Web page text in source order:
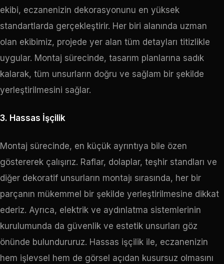
ekibi, eczanenizin dekorasyonunu en yüksek
standartlarda gerçekleştirir. Her biri alanında uzman
olan ekibimiz, projede yer alan tüm detayları titizlikle
uygular. Montaj sürecinde, tasarım planlarına sadık
kalarak, tüm unsurların doğru ve sağlam bir şekilde
yerleştirilmesini sağlar.
3. Hassas İşçilik
Montaj sürecinde, en küçük ayrıntıya bile özen
göstererek çalışırız. Raflar, dolaplar, teşhir standları ve
diğer dekoratif unsurların montajı sırasında, her bir
parçanın mükemmel bir şekilde yerleştirilmesine dikkat
ederiz. Ayrıca, elektrik ve aydınlatma sistemlerinin
kurulumunda da güvenlik ve estetik unsurları göz
önünde bulundururuz. Hassas işçilik ile, eczanenizin
hem işlevsel hem de görsel açıdan kusursuz olmasını